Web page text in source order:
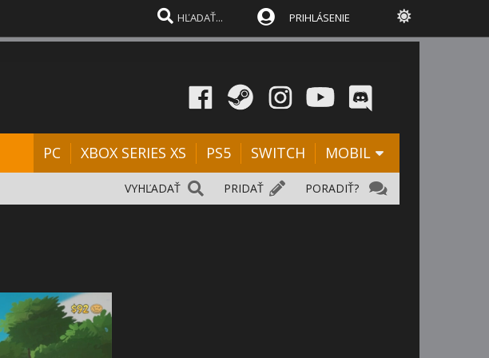
PRIHLÁSENIE
PC XBOX SERIES XS PS5 SWITCH MOBIL
PORADIŤ?
PRIDAŤ
VYHĽADAŤ